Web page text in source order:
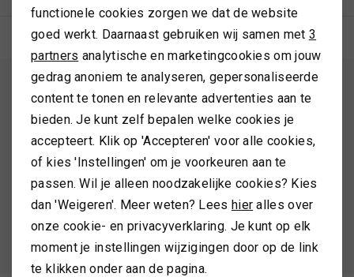
TASSEN
TOPS EN SHIRTS
TRUIEN
ALTIJD ALS EERSTE OP DE HOOGTE ZIJN?
Schrijf je in en ontvang 10% korting op je 1e bestelling
AANMELDEN
Hoe we met je data omgaan? Bekijk dit in onze
privacyverklaring.
Analytische cookies
Marketing cookies
functionele cookies zorgen we dat de website
goed werkt. Daarnaast gebruiken wij samen met 3
partners analytische en marketingcookies om jouw
gedrag anoniem te analyseren, gepersonaliseerde
content te tonen en relevante advertenties aan te
bieden. Je kunt zelf bepalen welke cookies je
accepteert. Klik op 'Accepteren' voor alle cookies,
of kies 'Instellingen' om je voorkeuren aan te
passen. Wil je alleen noodzakelijke cookies? Kies
dan 'Weigeren'. Meer weten? Lees hier alles over
onze cookie- en privacyverklaring. Je kunt op elk
moment je instellingen wijzigingen door op de link
te klikken onder aan de pagina.